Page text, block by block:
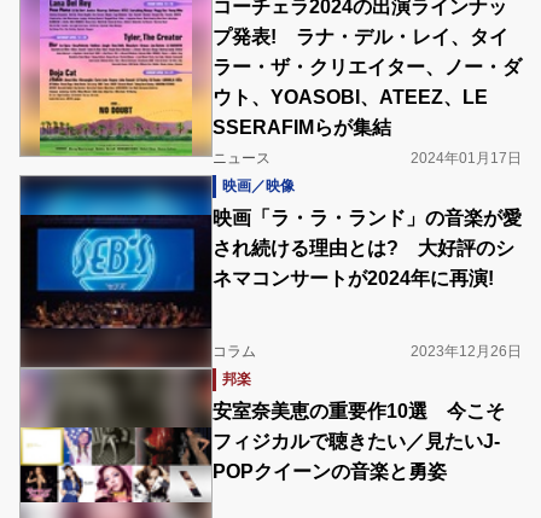
コーチェラ2024の出演ラインナッ
プ発表! ラナ・デル・レイ、タイ
ラー・ザ・クリエイター、ノー・ダ
ウト、YOASOBI、ATEEZ、LE
SSERAFIMらが集結
ニュース
2024年01月17日
映画／映像
映画「ラ・ラ・ランド」の音楽が愛
され続ける理由とは? 大好評のシ
ネマコンサートが2024年に再演!
コラム
2023年12月26日
邦楽
安室奈美恵の重要作10選 今こそ
フィジカルで聴きたい／見たいJ-
POPクイーンの音楽と勇姿